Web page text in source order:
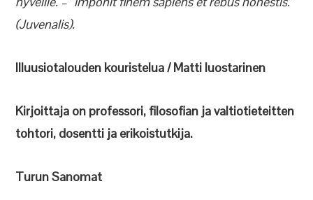
(Juvenalis).
Illuusiotalouden kouristelua / Matti luostarinen
Kirjoittaja on professori, filosofian ja valtiotieteitten
tohtori, dosentti ja erikoistutkija.
Turun Sanomat